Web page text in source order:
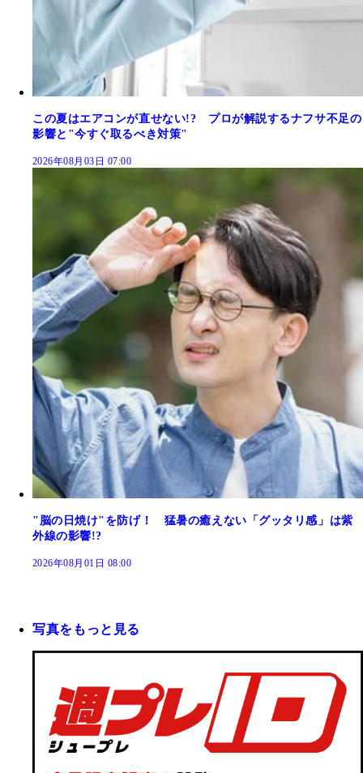
この夏はエアコンが直せない!? プロが解説するナフサ不足の
影響と"今すぐ取るべき対策"
2026年08月03日 07:00
"脳の日焼け"を防げ！ 猛暑の癒えない「グッタリ感」は紫
外線の影響!?
2026年08月01日 08:00
写真をもっと見る